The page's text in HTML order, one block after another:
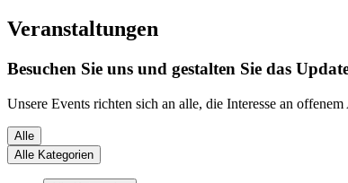
Veranstaltungen
Besuchen Sie uns und gestalten Sie das
Unsere Events richten sich an alle, die Interesse an
Alle
Alle Kategorien